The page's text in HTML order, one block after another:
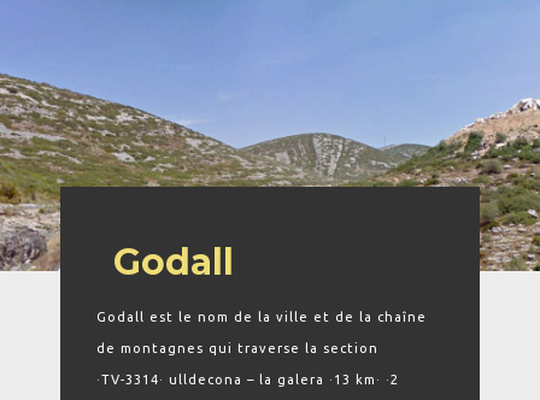
Godall
Godall est le nom de la ville et de la chaîne
de montagnes qui traverse la section
·TV-3314· ulldecona – la galera ·13 km· ·2